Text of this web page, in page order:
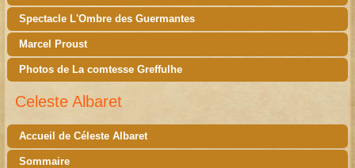
Spectacle L'Ombre des Guermantes
Marcel Proust
Photos de La comtesse Greffulhe
Celeste Albaret
Accueil de Céleste Albaret
Sommaire